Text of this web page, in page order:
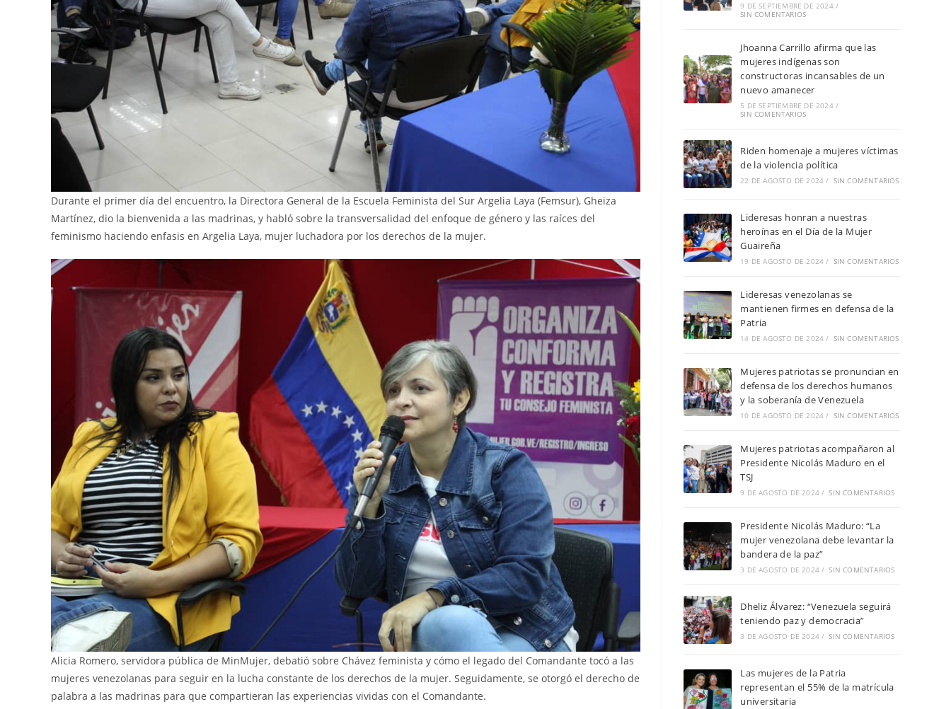
Durante el primer día del encuentro, la Directora General de la Escuela Feminista del Sur Argelia Laya (Femsur), Gheiza
Martínez, dio la bienvenida a las madrinas, y habló sobre la transversalidad del enfoque de género y las raíces del
feminismo haciendo enfasis en Argelia Laya, mujer luchadora por los derechos de la mujer.
Alicia Romero, servidora pública de MinMujer, debatió sobre Chávez feminista y cómo el legado del Comandante tocó a las
mujeres venezolanas para seguir en la lucha constante de los derechos de la mujer. Seguidamente, se otorgó el derecho de
palabra a las madrinas para que compartieran las experiencias vividas con el Comandante.
9 DE SEPTIEMBRE DE 2024 /
SIN COMENTARIOS
Jhoanna Carrillo afirma que las
mujeres indígenas son
constructoras incansables de un
nuevo amanecer
5 DE SEPTIEMBRE DE 2024 /
SIN COMENTARIOS
Riden homenaje a mujeres víctimas
de la violencia política
22 DE AGOSTO DE 2024 / SIN COMENTARIOS
Lideresas honran a nuestras
heroínas en el Día de la Mujer
Guaireña
19 DE AGOSTO DE 2024 / SIN COMENTARIOS
Lideresas venezolanas se
mantienen firmes en defensa de la
Patria
14 DE AGOSTO DE 2024 / SIN COMENTARIOS
Mujeres patriotas se pronuncian en
defensa de los derechos humanos
y la soberanía de Venezuela
10 DE AGOSTO DE 2024 / SIN COMENTARIOS
Mujeres patriotas acompañaron al
Presidente Nicolás Maduro en el
TSJ
9 DE AGOSTO DE 2024 / SIN COMENTARIOS
Presidente Nicolás Maduro: “La
mujer venezolana debe levantar la
bandera de la paz”
3 DE AGOSTO DE 2024 / SIN COMENTARIOS
Dheliz Álvarez: “Venezuela seguirá
teniendo paz y democracia”
3 DE AGOSTO DE 2024 / SIN COMENTARIOS
Las mujeres de la Patria
representan el 55% de la matrícula
universitaria